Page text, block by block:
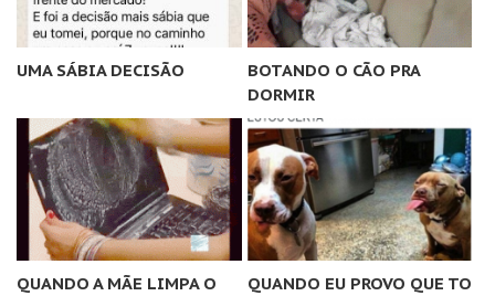
UMA SÁBIA DECISÃO
BOTANDO O CÃO PRA
DORMIR
QUANDO A MÃE LIMPA O
QUANDO EU PROVO QUE TO